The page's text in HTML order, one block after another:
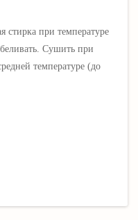
при температуре
Сушить при
температуре (до